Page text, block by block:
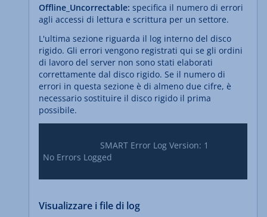
Offline_Uncorrectable: specifica il numero di errori
agli accessi di lettura e scrittura per un settore.
L'ultima sezione riguarda il log interno del disco
rigido. Gli errori vengono registrati qui se gli ordini
di lavoro del server non sono stati elaborati
correttamente dal disco rigido. Se il numero di
errori in questa sezione è di almeno due cifre, è
necessario sostituire il disco rigido il prima
possibile.
No Errors Logged
Visualizzare i file di log